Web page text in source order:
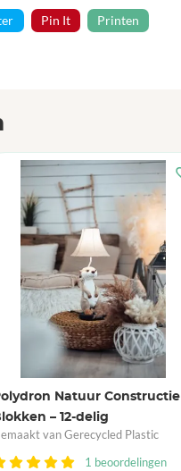
Pin It Printen
Natuur Constructie
– 12-delig
van Gerecycled Plastic
1 beoordelingen